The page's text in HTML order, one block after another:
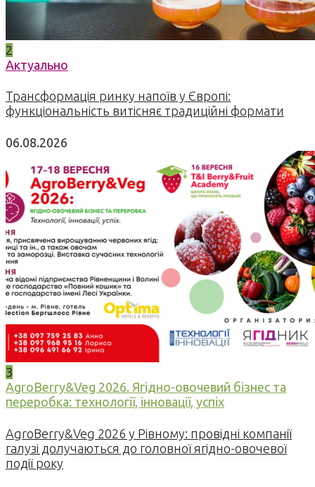
2
Актуально
Трансформація ринку напоїв у Європі:
функціональність витісняє традиційні формати
06.08.2026
3
AgroBerry&Veg 2026. Ягідно-овочевий бізнес та
переробка: технології, інновації, успіх
AgroBerry&Veg 2026 у Рівному: провідні компанії
галузі долучаються до головної ягідно-овочевої
події року